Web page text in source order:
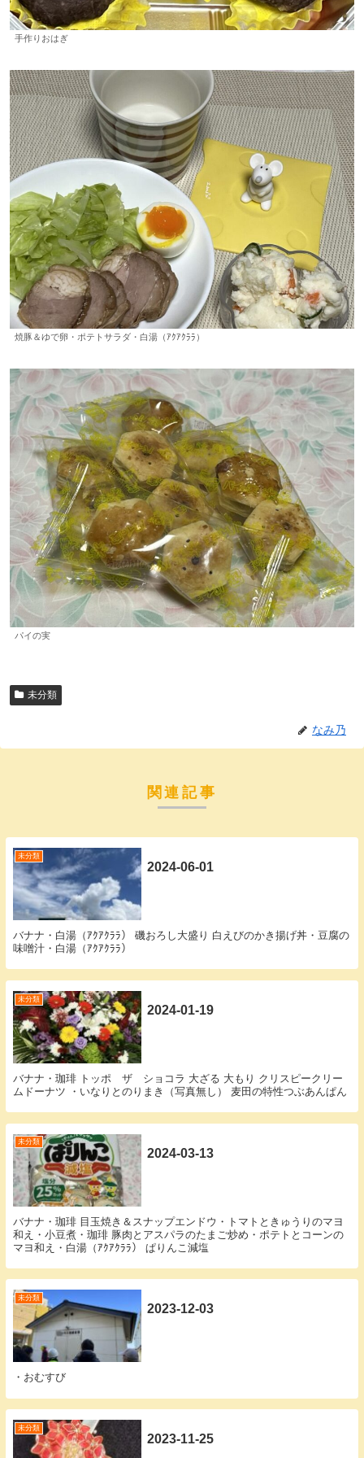
手作りおはぎ
焼豚＆ゆで卵・ポテトサラダ・白湯（ｱｸｱｸﾗﾗ）
パイの実
未分類
なみ乃
関連記事
未分類
2024-06-01
バナナ・白湯（ｱｸｱｸﾗﾗ） 磯おろし大盛り 白えびのかき揚げ丼・豆腐の
味噌汁・白湯（ｱｸｱｸﾗﾗ）
未分類
2024-01-19
バナナ・珈琲 トッポ ザ ショコラ 大ざる 大もり クリスピークリー
ムドーナツ ・いなりとのりまき（写真無し） 麦田の特性つぶあんぱん
未分類
2024-03-13
バナナ・珈琲 目玉焼き＆スナップエンドウ・トマトときゅうりのマヨ
和え・小豆煮・珈琲 豚肉とアスパラのたまご炒め・ポテトとコーンの
マヨ和え・白湯（ｱｸｱｸﾗﾗ） ぱりんこ減塩
未分類
2023-12-03
・おむすび
未分類
2023-11-25